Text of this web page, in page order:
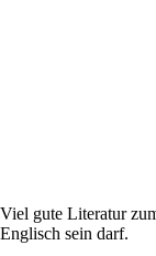
Viel gute Literatur
Englisch sein darf.